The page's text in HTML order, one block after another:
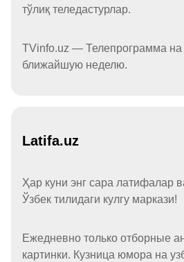
тўлиқ теледастурлар.
TVinfo.uz — Телепрограмма на
ближайшую неделю.
Latifa.uz
Ҳар куни энг сара латифалар
Ўзбек тилидаги кулгу маркази!
Ежедневно только отборные
картинки. Кузница юмора на